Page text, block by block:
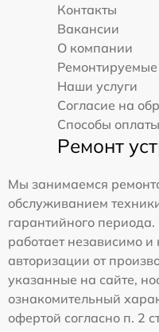
Контакты
Вакансии
О компании
Наши услуги
Согласие на
Способы оплаты
Ремонт
Мы занимаемся
обслуживанием
гарантийного
работает независимо
авторизации от
указанные на сайте,
ознакомительный
офертой согласно п. 2